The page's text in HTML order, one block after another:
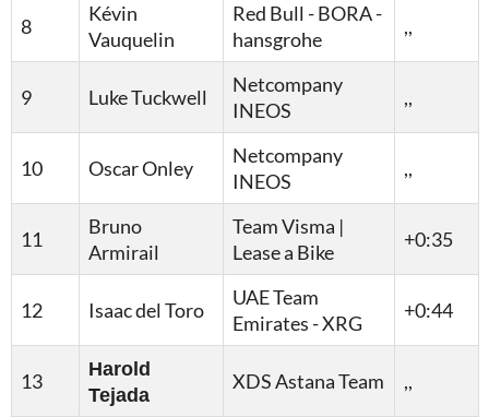
8
Kévin
Vauquelin
Red Bull - BORA -
hansgrohe
,,
9 Luke Tuckwell
Netcompany
INEOS
,,
10 Oscar Onley
Netcompany
INEOS
,,
11
Bruno
Armirail
Team Visma |
Lease a Bike
+0:35
12 Isaac del Toro
UAE Team
Emirates - XRG
+0:44
13
Harold
Tejada
XDS Astana Team ,,